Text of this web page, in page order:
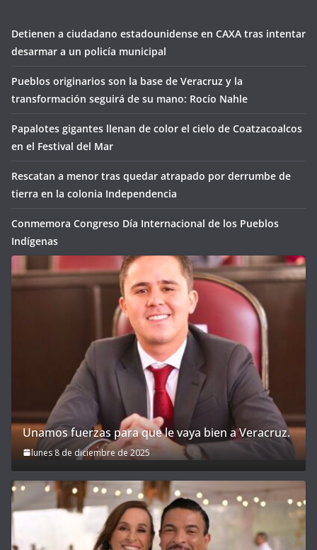
Detienen a ciudadano estadounidense en CAXA tras intentar
desarmar a un policía municipal
Pueblos originarios son la base de Veracruz y la
transformación seguirá de su mano: Rocío Nahle
Papalotes gigantes llenan de color el cielo de Coatzacoalcos
en el Festival del Mar
Rescatan a menor tras quedar atrapado por derrumbe de
tierra en la colonia Independencia
Conmemora Congreso Día Internacional de los Pueblos
Indígenas
Unamos fuerzas para que le vaya bien a Veracruz.
lunes 8 de diciembre de 2025